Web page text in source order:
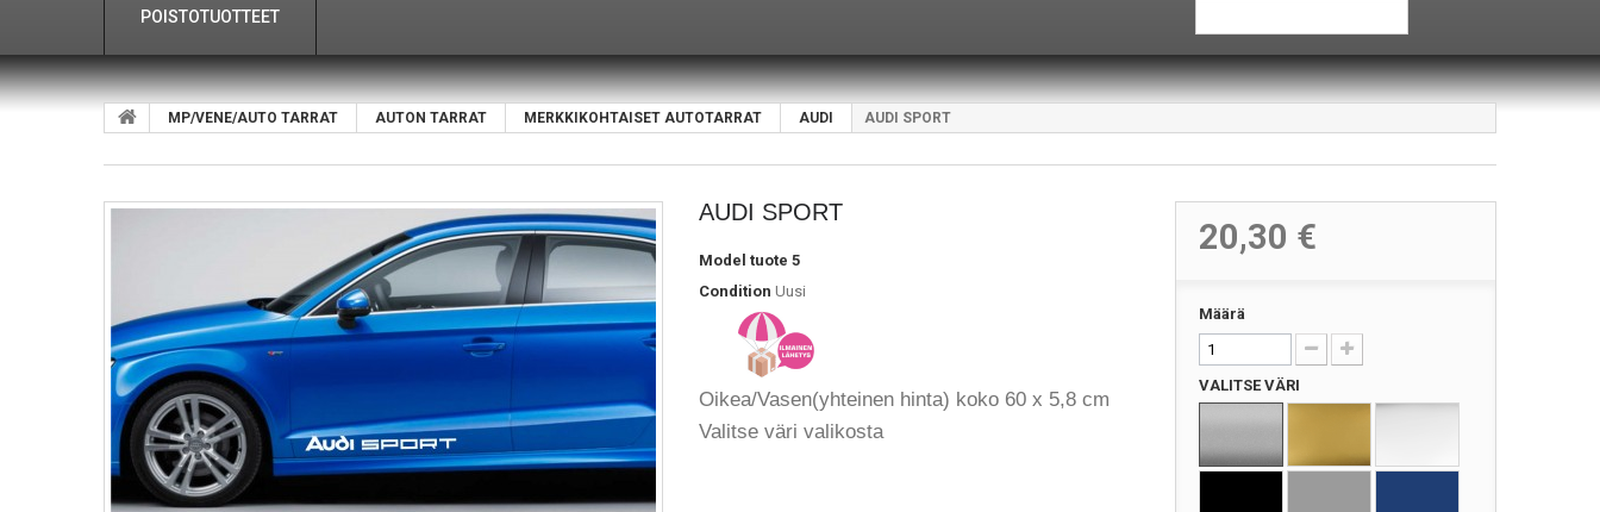
POISTOTUOTTEET
MP/VENE/AUTO TARRAT AUTON TARRAT MERKKIKOHTAISET AUTOTARRAT AUDI AUDI SPORT
AUDI SPORT
Model tuote 5
Condition Uusi
Oikea/Vasen(yhteinen hinta) koko 60 x 5,8 cm
Valitse väri valikosta
20,30 €
Määrä
VALITSE VÄRI